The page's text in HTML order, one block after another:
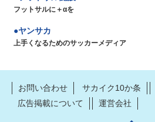
フットサルに＋αを
ヤンサカ
上手くなるためのサッカーメディア
お問い合わせ サカイク10か条
広告掲載について
運営会社